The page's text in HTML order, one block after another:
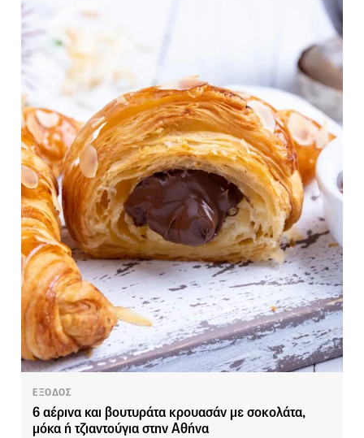
ΕΞΟΔΟΣ
6 αέρινα και βουτυράτα κρουασάν με σοκολάτα,
μόκα ή τζιαντούγια στην Αθήνα